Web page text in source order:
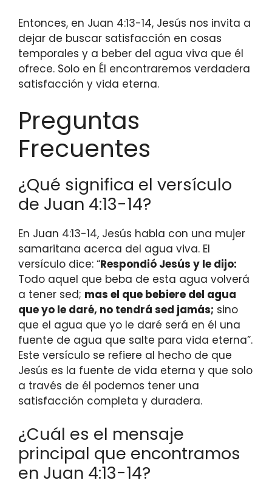
Entonces, en Juan 4:13-14, Jesús nos invita a
dejar de buscar satisfacción en cosas
temporales y a beber del agua viva que él
ofrece. Solo en Él encontraremos verdadera
satisfacción y vida eterna.
Preguntas
Frecuentes
¿Qué significa el versículo
de Juan 4:13-14?
En Juan 4:13-14, Jesús habla con una mujer
samaritana acerca del agua viva. El
versículo dice: “Respondió Jesús y le dijo:
Todo aquel que beba de esta agua volverá
a tener sed; mas el que bebiere del agua
que yo le daré, no tendrá sed jamás; sino
que el agua que yo le daré será en él una
fuente de agua que salte para vida eterna”.
Este versículo se refiere al hecho de que
Jesús es la fuente de vida eterna y que solo
a través de él podemos tener una
satisfacción completa y duradera.
¿Cuál es el mensaje
principal que encontramos
en Juan 4:13-14?